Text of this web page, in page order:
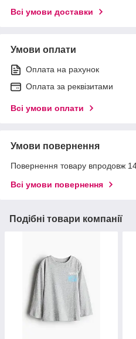
Всі умови доставки
Умови оплати
Оплата на рахунок
Оплата за реквізитами
Всі умови оплати
Умови повернення
Повернення товару впродовж
Всі умови повернення
Подібні товари компанії